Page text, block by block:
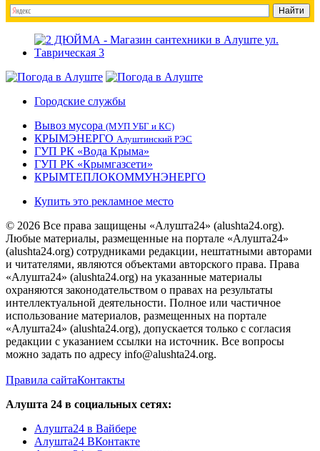
Городские службы
Вывоз мусора (МУП УБГ и КС)
КРЫМЭНЕРГО Алуштинский РЭС
ГУП РК «Вода Крыма»
ГУП РК «Крымгазсети»
КРЫМТЕПЛОКОММУНЭНЕРГО
Купить это рекламное место
© 2026 Все права защищены «Алушта24» (alushta24.org).
Любые материалы, размещенные на портале «Алушта24»
(alushta24.org) сотрудниками редакции, нештатными авторами
и читателями, являются объектами авторского права. Права
«Алушта24» (alushta24.org) на указанные материалы
охраняются законодательством о правах на результаты
интеллектуальной деятельности. Полное или частичное
использование материалов, размещенных на портале
«Алушта24» (alushta24.org), допускается только с согласия
редакции с указанием ссылки на источник. Все вопросы
можно задать по адресу info@alushta24.org.
Правила сайтаКонтакты
Алушта 24 в социальных сетях:
Алушта24 в Вайбере
Алушта24 ВКонтакте